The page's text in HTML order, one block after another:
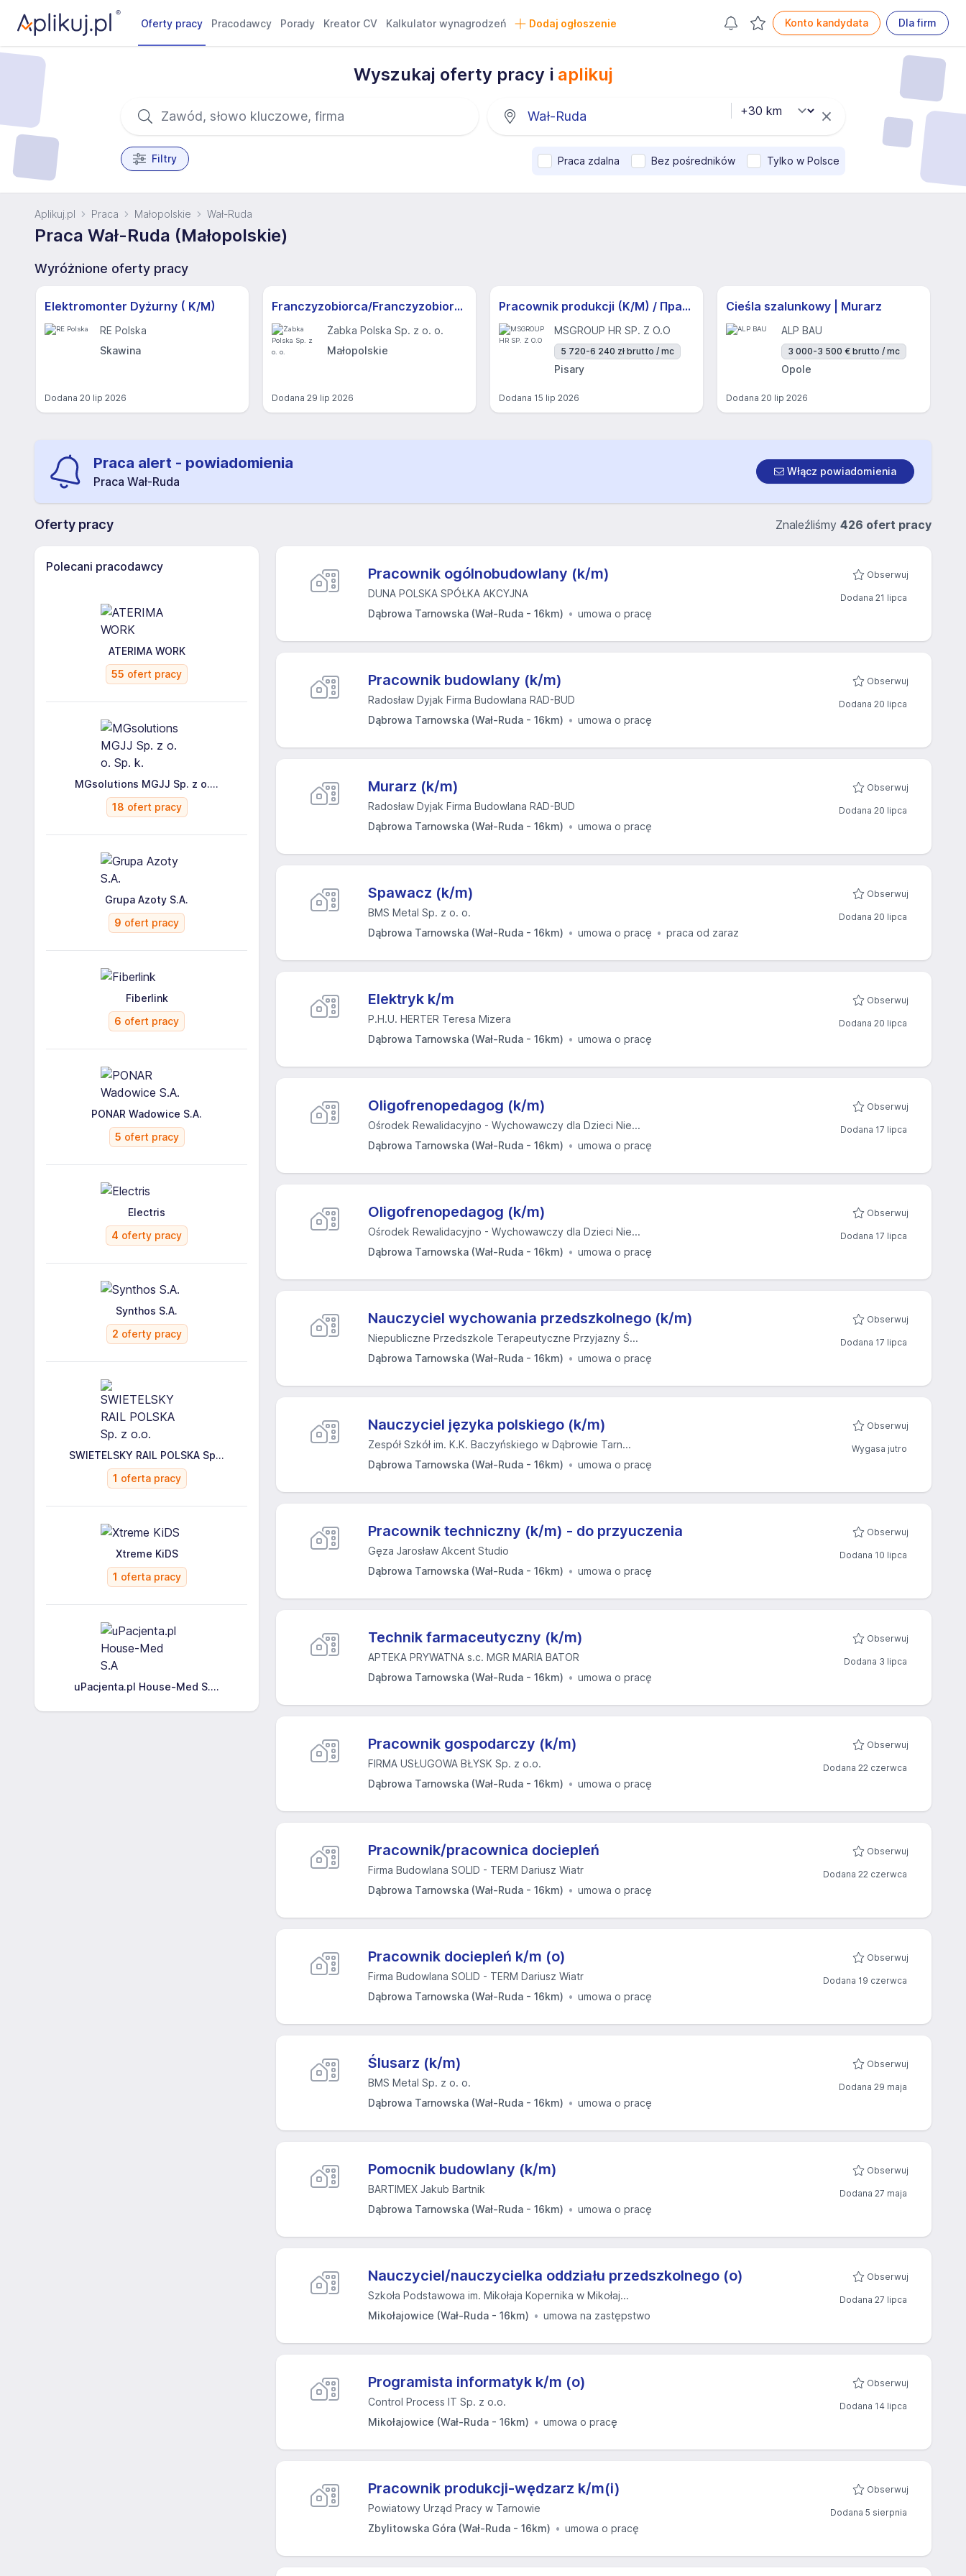
Oferty pracy Pracodawcy Porady Kreator CV Kalkulator wynagrodzeń Dodaj ogłoszenie Konto kandydata Dla firm
Wyszukaj oferty pracy i aplikuj
Filtry Praca zdalna Bez pośredników Tylko w Polsce
Aplikuj.pl Praca Małopolskie Wał-Ruda
Praca Wał-Ruda (Małopolskie)
Wyróżnione oferty pracy
Elektromonter Dyżurny ( K/M)
RE Polska
Skawina
Dodana 20 lip 2026
Franczyzobiorca/Franczyzobiorczyni sklepu Żabka
Żabka Polska Sp. z o. o.
Małopolskie
Dodana 29 lip 2026
Pracownik produkcji (K/M) / Працівники продукції Huber-Suhner (K/M)
MSGROUP HR SP. Z O.O
5 720-6 240 zł brutto / mc
Pisary
Dodana 15 lip 2026
Cieśla szalunkowy | Murarz
ALP BAU
3 000-3 500 € brutto / mc
Opole
Dodana 20 lip 2026
Praca alert - powiadomienia
Praca Wał-Ruda
Włącz powiadomienia
Oferty pracy Znaleźliśmy 426 ofert pracy
Polecani pracodawcy
ATERIMA WORK
55 ofert pracy
MGsolutions MGJJ Sp. z o....
18 ofert pracy
Grupa Azoty S.A.
9 ofert pracy
Fiberlink
6 ofert pracy
PONAR Wadowice S.A.
5 ofert pracy
Electris
4 oferty pracy
Synthos S.A.
2 oferty pracy
SWIETELSKY RAIL POLSKA Sp...
1 oferta pracy
Xtreme KiDS
1 oferta pracy
uPacjenta.pl House-Med S....
Pracownik ogólnobudowlany (k/m)
DUNA POLSKA SPÓŁKA AKCYJNA
Dąbrowa Tarnowska (Wał-Ruda - 16km)
umowa o pracę
Obserwuj
Dodana 21 lipca
Pracownik budowlany (k/m)
Radosław Dyjak Firma Budowlana RAD-BUD
Dąbrowa Tarnowska (Wał-Ruda - 16km)
umowa o pracę
Obserwuj
Dodana 20 lipca
Murarz (k/m)
Radosław Dyjak Firma Budowlana RAD-BUD
Dąbrowa Tarnowska (Wał-Ruda - 16km)
umowa o pracę
Obserwuj
Dodana 20 lipca
Spawacz (k/m)
BMS Metal Sp. z o. o.
Dąbrowa Tarnowska (Wał-Ruda - 16km)
umowa o pracę praca od zaraz
Obserwuj
Dodana 20 lipca
Elektryk k/m
P.H.U. HERTER Teresa Mizera
Dąbrowa Tarnowska (Wał-Ruda - 16km)
umowa o pracę
Obserwuj
Dodana 20 lipca
Oligofrenopedagog (k/m)
Ośrodek Rewalidacyjno - Wychowawczy dla Dzieci Nie...
Dąbrowa Tarnowska (Wał-Ruda - 16km)
umowa o pracę
Obserwuj
Dodana 17 lipca
Oligofrenopedagog (k/m)
Ośrodek Rewalidacyjno - Wychowawczy dla Dzieci Nie...
Dąbrowa Tarnowska (Wał-Ruda - 16km)
umowa o pracę
Obserwuj
Dodana 17 lipca
Nauczyciel wychowania przedszkolnego (k/m)
Niepubliczne Przedszkole Terapeutyczne Przyjazny Ś...
Dąbrowa Tarnowska (Wał-Ruda - 16km)
umowa o pracę
Obserwuj
Dodana 17 lipca
Nauczyciel języka polskiego (k/m)
Zespół Szkół im. K.K. Baczyńskiego w Dąbrowie Tarn...
Dąbrowa Tarnowska (Wał-Ruda - 16km)
umowa o pracę
Obserwuj
Wygasa jutro
Pracownik techniczny (k/m) - do przyuczenia
Gęza Jarosław Akcent Studio
Dąbrowa Tarnowska (Wał-Ruda - 16km)
umowa o pracę
Obserwuj
Dodana 10 lipca
Technik farmaceutyczny (k/m)
APTEKA PRYWATNA s.c. MGR MARIA BATOR
Dąbrowa Tarnowska (Wał-Ruda - 16km)
umowa o pracę
Obserwuj
Dodana 3 lipca
Pracownik gospodarczy (k/m)
FIRMA USŁUGOWA BŁYSK Sp. z o.o.
Dąbrowa Tarnowska (Wał-Ruda - 16km)
umowa o pracę
Obserwuj
Dodana 22 czerwca
Pracownik/pracownica dociepleń
Firma Budowlana SOLID - TERM Dariusz Wiatr
Dąbrowa Tarnowska (Wał-Ruda - 16km)
umowa o pracę
Obserwuj
Dodana 22 czerwca
Pracownik dociepleń k/m (o)
Firma Budowlana SOLID - TERM Dariusz Wiatr
Dąbrowa Tarnowska (Wał-Ruda - 16km)
umowa o pracę
Obserwuj
Dodana 19 czerwca
Ślusarz (k/m)
BMS Metal Sp. z o. o.
Dąbrowa Tarnowska (Wał-Ruda - 16km)
umowa o pracę
Obserwuj
Dodana 29 maja
Pomocnik budowlany (k/m)
BARTIMEX Jakub Bartnik
Dąbrowa Tarnowska (Wał-Ruda - 16km)
umowa o pracę
Obserwuj
Dodana 27 maja
Nauczyciel/nauczycielka oddziału przedszkolnego (o)
Szkoła Podstawowa im. Mikołaja Kopernika w Mikołaj...
Mikołajowice (Wał-Ruda - 16km)
umowa na zastępstwo
Obserwuj
Dodana 27 lipca
Programista informatyk k/m (o)
Control Process IT Sp. z o.o.
Mikołajowice (Wał-Ruda - 16km)
umowa o pracę
Obserwuj
Dodana 14 lipca
Pracownik produkcji-wędzarz k/m(i)
Powiatowy Urząd Pracy w Tarnowie
Zbylitowska Góra (Wał-Ruda - 16km)
umowa o pracę
Obserwuj
Dodana 5 sierpnia